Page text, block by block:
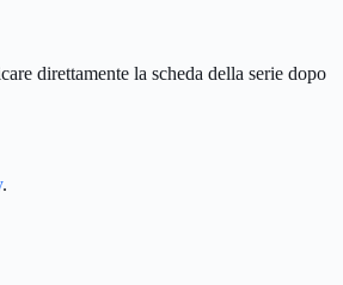
direttamente la scheda della serie dopo
.